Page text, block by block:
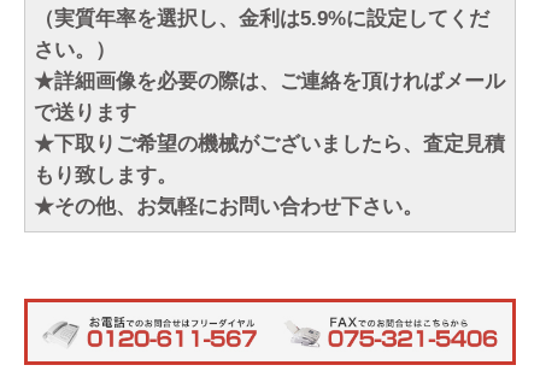
（実質年率を選択し、金利は5.9%に設定してくだ
さい。）
★詳細画像を必要の際は、ご連絡を頂ければメール
で送ります
★下取りご希望の機械がございましたら、査定見積
もり致します。
★その他、お気軽にお問い合わせ下さい。